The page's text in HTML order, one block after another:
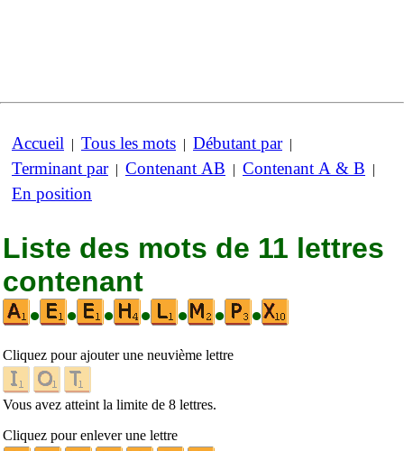
Accueil | Tous les mots | Débutant par|
Terminant par| Contenant AB | Contenant A & B |
En position
Liste des mots de 11 lettres
contenant
•
• • • • • •
Cliquez pour ajouter une neuvième lettre
Vous avez atteint la limite de 8 lettres.
Cliquez pour enlever une lettre